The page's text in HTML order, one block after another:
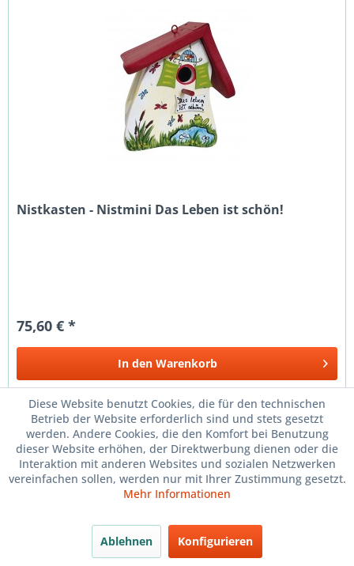
Nistkasten - Nistmini Das Leben ist schön!
75,60 € *
In den Warenkorb
Merken
Diese Website benutzt Cookies, die für den technischen
Betrieb der Website erforderlich sind und stets gesetzt
werden. Andere Cookies, die den Komfort bei Benutzung
dieser Website erhöhen, der Direktwerbung dienen oder die
Interaktion mit anderen Websites und sozialen Netzwerken
vereinfachen sollen, werden nur mit Ihrer Zustimmung gesetzt.
Mehr Informationen
Ablehnen Konfigurieren